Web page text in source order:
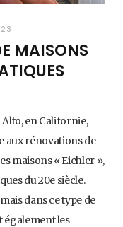
MAISONS
Alto, en Californie,
aux rénovations de
maisons « Eichler »,
du 20e siècle.
dans ce type de
également les